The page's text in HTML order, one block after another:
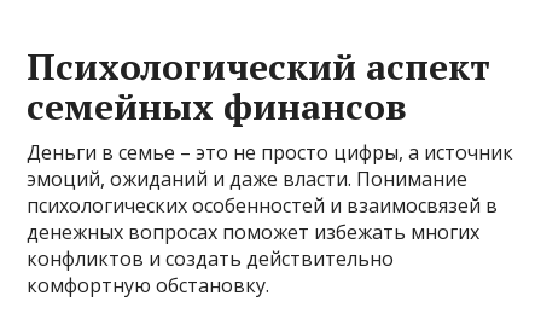
Психологический аспект
семейных финансов
Деньги в семье – это не просто цифры, а источник
эмоций, ожиданий и даже власти. Понимание
психологических особенностей и взаимосвязей в
денежных вопросах поможет избежать многих
конфликтов и создать действительно
комфортную обстановку.